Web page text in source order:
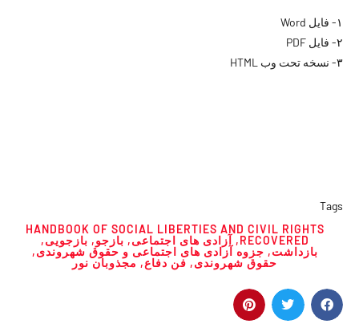
۱-
فایل Word
۲- فایل PDF
۳- نسخه تحت وب HTML
Tags
HANDBOOK OF SOCIAL LIBERTIES AND CIVIL RIGHTS
RECOVERED
, آزادی های اجتماعی, بازجو, بازجویی,
بازداشت, جزوه آزادی های اجتماعی و حقوق شهروندی,
حقوق شهروندی, فن دفاع, مجذوبان نور